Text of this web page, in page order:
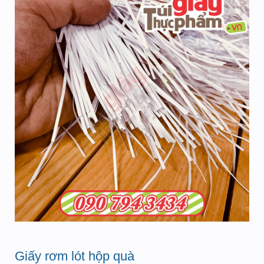
Giấy rơm lót hộp quà